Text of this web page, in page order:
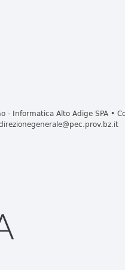
Informatica Alto Adige SPA •